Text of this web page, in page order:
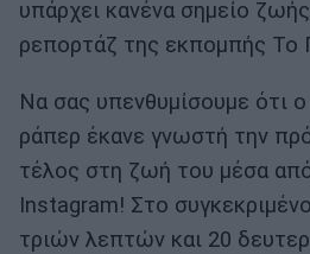
υπάρχει κανένα σημείο
ρεπορτάζ της εκπομπής Το
Να σας υπενθυμίσουμε ότι
ράπερ έκανε γνωστή την
τέλος στη ζωή του μέσα
Instagram! Στο
τριών λεπτών και 20